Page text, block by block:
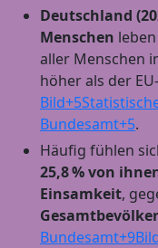
Deutschland
Menschen
aller Menschen
höher als der
Bundesamt+5.
Häufig fühlen
25,8 % von
Einsamkeit,